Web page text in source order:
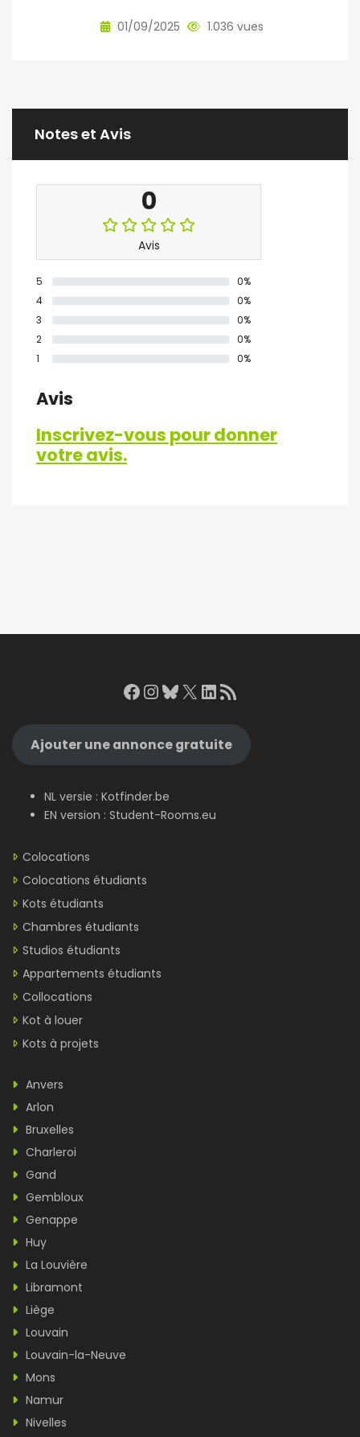
01/09/2025 1.036 vues
Notes et Avis
0
Avis
5
0%
4
0%
3
0%
2
0%
1
0%
Avis
Inscrivez-vous pour donner
votre avis.
Facebook
Instagram
Bluesky
X LinkedIn
RSS Feed
Ajouter une annonce gratuite
NL versie : Kotfinder.be
EN version : Student-Rooms.eu
Colocations
Colocations étudiants
Kots étudiants
Chambres étudiants
Studios étudiants
Appartements étudiants
Collocations
Kot à louer
Kots à projets
Anvers
Arlon
Bruxelles
Charleroi
Gand
Gembloux
Genappe
Huy
La Louvière
Libramont
Liège
Louvain
Louvain-la-Neuve
Mons
Namur
Nivelles